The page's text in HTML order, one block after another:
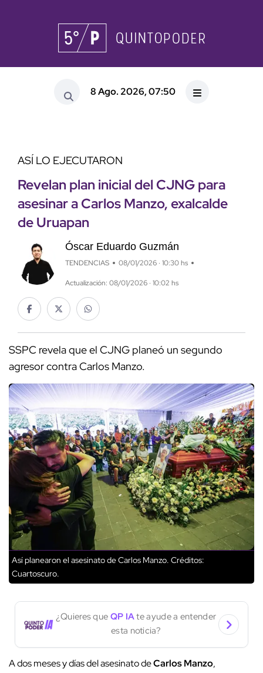
8 Ago. 2026, 07:50
ASÍ LO EJECUTARON
Revelan plan inicial del CJNG para
asesinar a Carlos Manzo, exalcalde
de Uruapan
Óscar Eduardo Guzmán
TENDENCIAS 08/01/2026 · 10:30 hs
Actualización: 08/01/2026 · 10:02 hs
SSPC revela que el CJNG planeó un segundo
agresor contra Carlos Manzo.
Así planearon el asesinato de Carlos Manzo. Créditos:
Cuartoscuro.
¿Quieres que QP IAte ayude a entender
esta noticia?
A dos meses y días del asesinato deCarlos Manzo,